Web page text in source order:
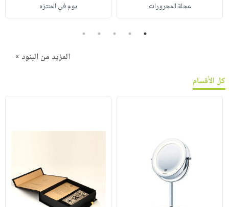
عجلة المجرورات يوم في المنتزه
1
2
3
4
5
المزيد من البنود »
كل الأقسام